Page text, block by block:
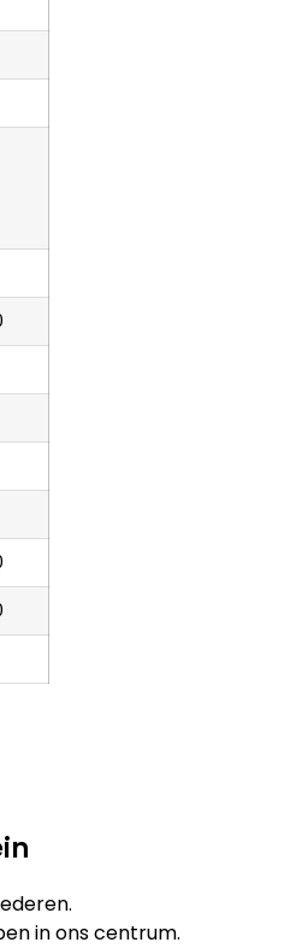
in ons centrum.